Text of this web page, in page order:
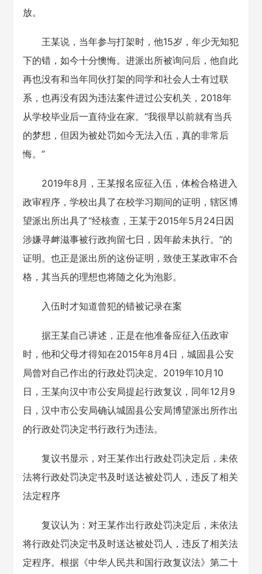
放。
王某说，当年参与打架时，他15岁，年少无知犯
下的错，如今十分懊悔。进派出所被询问后，他自此
再也没有和当年同伙打架的同学和社会人士有过联
系，也再没有因为违法案件进过公安机关，2018年
从学校毕业后一直待业在家。“我很早以前就有当兵
的梦想，但因为被处罚如今无法入伍，真的非常后
悔。”
2019年8月，王某报名应征入伍，体检合格进入
政审程序，学校出具了在校学习期间的证明，辖区博
望派出所出具了“经核查，王某于2015年5月24日因
涉嫌寻衅滋事被行政拘留七日，因年龄未执行。”的
证明。也正是派出所的这份证明，致使王某政审不合
格，其当兵的理想也将随之化为泡影。
入伍时才知道曾犯的错被记录在案
据王某自己讲述，正是在他准备应征入伍政审
时，他和父母才得知在2015年8月4日，城固县公安
局曾对自己作出的行政处罚决定。2019年10月10
日，王某向汉中市公安局提起行政复议，同年12月9
日，汉中市公安局确认城固县公安局博望派出所作出
的行政处罚决定书行政行为违法。
复议书显示，对王某作出行政处罚决定后，未依
法将行政处罚决定书及时送达被处罚人，违反了相关
法定程序
复议认为：对王某作出行政处罚决定后，未依法
将行政处罚决定书及时送达被处罚人，违反了相关法
定程序。根据《中华人民共和国行政复议法》第二十